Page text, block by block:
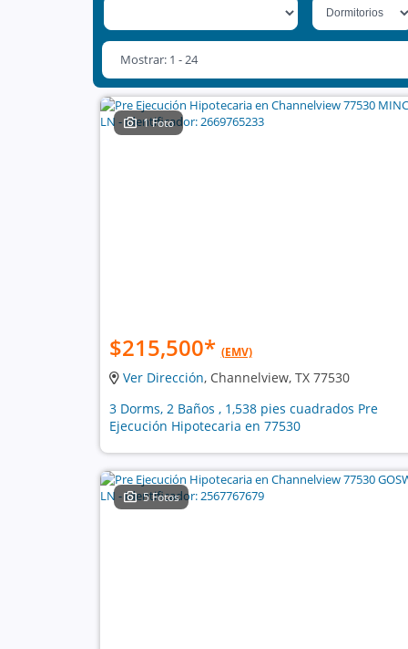
Mostrar: 1 - 24
1 Foto
$215,500* (EMV)
Ver Dirección, Channelview, TX 77530
3 Dorms, 2 Baños , 1,538 pies cuadrados Pre
Ejecución Hipotecaria en 77530
5 Fotos